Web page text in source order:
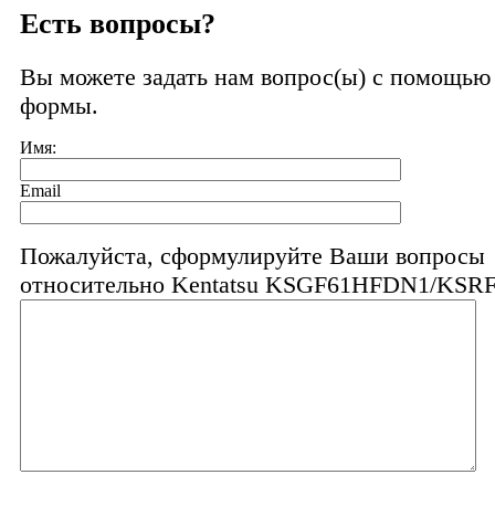
Есть вопросы?
Вы можете задать нам вопрос(ы) с
формы.
Имя:
Email
Пожалуйста, сформулируйте Ваши вопросы
относительно Kentatsu KSGF61HFDN1/